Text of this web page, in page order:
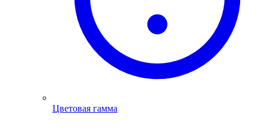
Цветовая гамма